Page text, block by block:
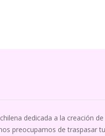
dedicada a la creación de
preocupamos de traspasar